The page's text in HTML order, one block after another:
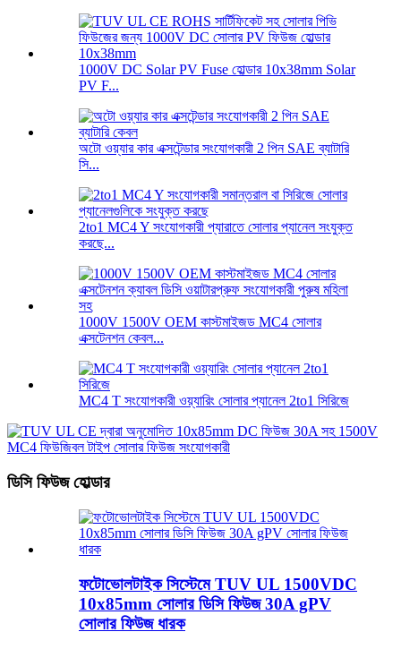
1000V DC Solar PV Fuse হোল্ডার 10x38mm Solar
PV F...
অটো ওয়্যার কার এক্সটেন্ডার সংযোগকারী 2 পিন SAE ব্যাটারি
সি...
2to1 MC4 Y সংযোগকারী প্যারাতে সোলার প্যানেল সংযুক্ত
করছে...
1000V 1500V OEM কাস্টমাইজড MC4 সোলার
এক্সটেনশন কেবল...
MC4 T সংযোগকারী ওয়্যারিং সোলার প্যানেল 2to1 সিরিজে
ডিসি ফিউজ হোল্ডার
ফটোভোলটাইক সিস্টেমে TUV UL 1500VDC
10x85mm সোলার ডিসি ফিউজ 30A gPV
সোলার ফিউজ ধারক